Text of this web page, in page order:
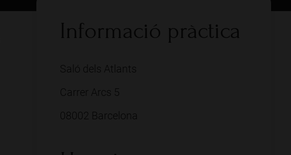
Informació pràctica
Saló dels Atlants
Carrer Arcs 5
08002 Barcelona